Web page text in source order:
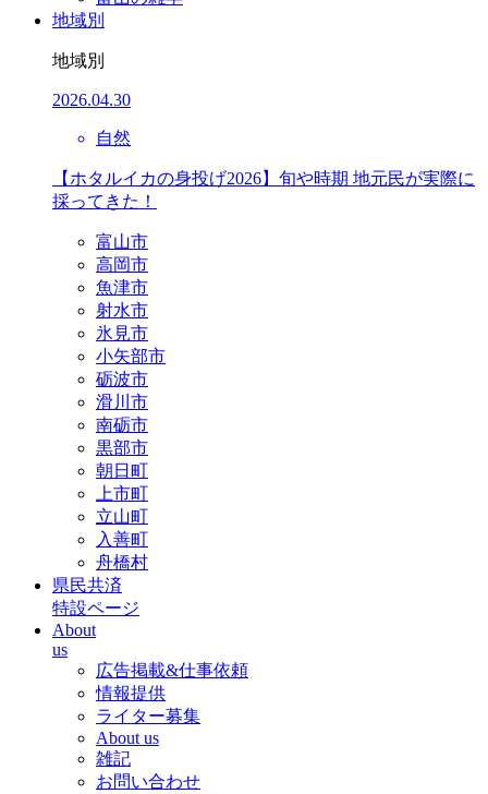
地域別
地域別
2026.04.30
自然
【ホタルイカの身投げ2026】旬や時期 地元民が実際に
採ってきた！
富山市
高岡市
魚津市
射水市
氷見市
小矢部市
砺波市
滑川市
南砺市
黒部市
朝日町
上市町
立山町
入善町
舟橋村
県民共済
特設ページ
About
us
広告掲載&仕事依頼
情報提供
ライター募集
About us
雑記
お問い合わせ